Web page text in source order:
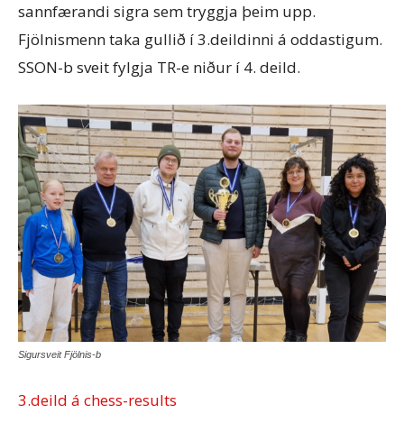
sannfærandi sigra sem tryggja þeim upp.
Fjölnismenn taka gullið í 3.deildinni á oddastigum.
SSON-b sveit fylgja TR-e niður í 4. deild.
Sigursveit Fjölnis-b
3.deild á chess-results